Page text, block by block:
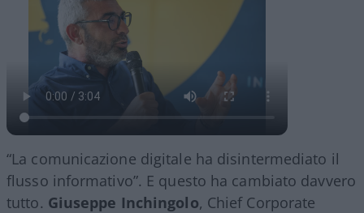
“La comunicazione digitale ha disintermediato il
flusso informativo”. E questo ha cambiato davvero
tutto. Giuseppe Inchingolo, Chief Corporate